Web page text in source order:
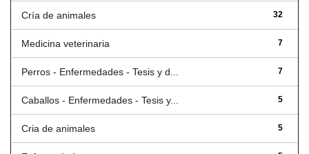
32
Cría de animales
7
Medicina veterinaria
7
Perros - Enfermedades - Tesis y d...
5
Caballos - Enfermedades - Tesis y...
5
Cria de animales